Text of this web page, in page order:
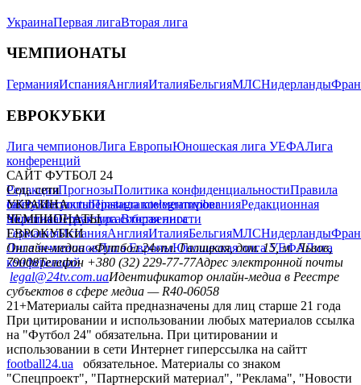
УкраинаПервая лигаВторая лига
ЧЕМПИОНАТЫ
ГерманияИспанияАнглияИталияБельгияМЛСНидерланды
ЕВРОКУБКИ
Лига чемпионовЛига ЕвропыЮношеская лига УЕФАЛига
конференций
САЙТ ФУТБОЛ 24
РедакцияПрогнозыПолитика конфиденциальностиПравила
сайтуКонтактыПравила комментированияРедакционная
политикаСтруктура собственности
Соц. сети
facebookxyoutubeinstagramtelegramviber
УКРАИНА
УкраинаПервая лигаВторая лига
ЧЕМПИОНАТЫ
ГерманияИспанияАнглияИталияБельгияМЛСНидерланды
ЕВРОКУБКИ
Лига чемпионовЛига ЕвропыЮношеская лига УЕФАЛига
конференций
Онлайн-медиа «Футбол 24»пл. Галицкая, дом. 15, м. Львов,
79008Телефон +380 (32) 229-77-77Адрес электронной почты
legal@24tv.com.uaИдентификатор онлайн-медиа в Реестре
субъектов в сфере медиа — R40-06058
21+Материалы сайта предназначены для лиц старше 21 года
При цитировании и использовании любых материалов ссылка
на "Футбол 24" обязательна. При цитировании и
использовании в сети Интернет гиперссылка на сайтт
football24.ua
обязательное. Материалы со знаком
"Спецпроект", "Партнерский материал", "Реклама", "Новости